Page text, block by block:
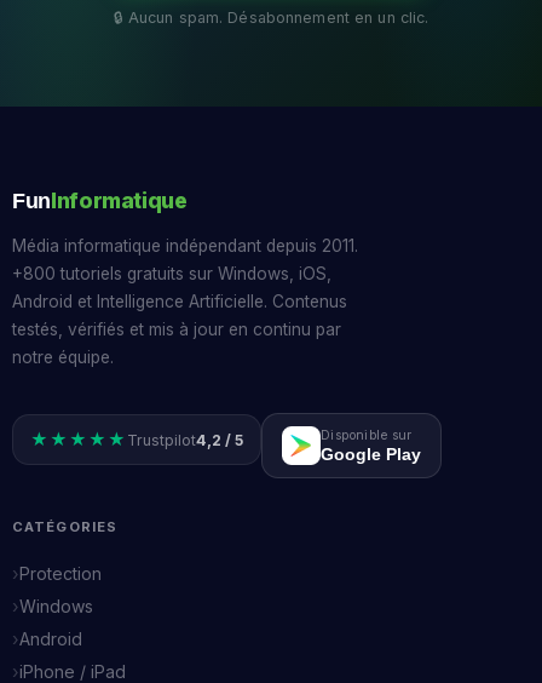
FunInformatique
Média informatique indépendant depuis 2011.
+800 tutoriels gratuits sur Windows, iOS,
Android et Intelligence Artificielle. Contenus
testés, vérifiés et mis à jour en continu par
notre équipe.
★★★★★ Trustpilot4,2 / 5 Disponible sur
Google Play
CATÉGORIES
Protection
Windows
Android
iPhone / iPad